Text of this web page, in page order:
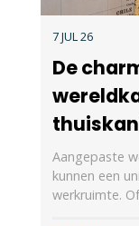
7 JUL 26
De
Aangepaste
kunnen een
werkruimte.